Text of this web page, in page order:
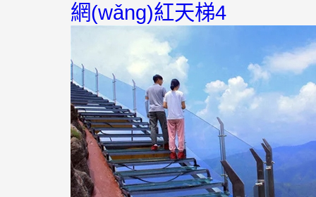
網(wǎng)紅天梯4